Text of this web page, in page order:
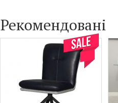
Рекомендовані